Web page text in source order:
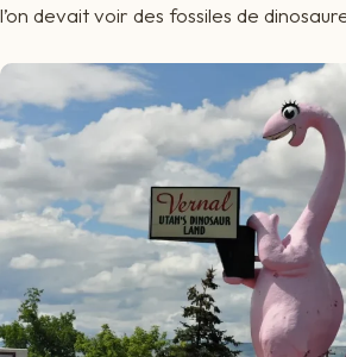
l’on devait voir des fossiles de